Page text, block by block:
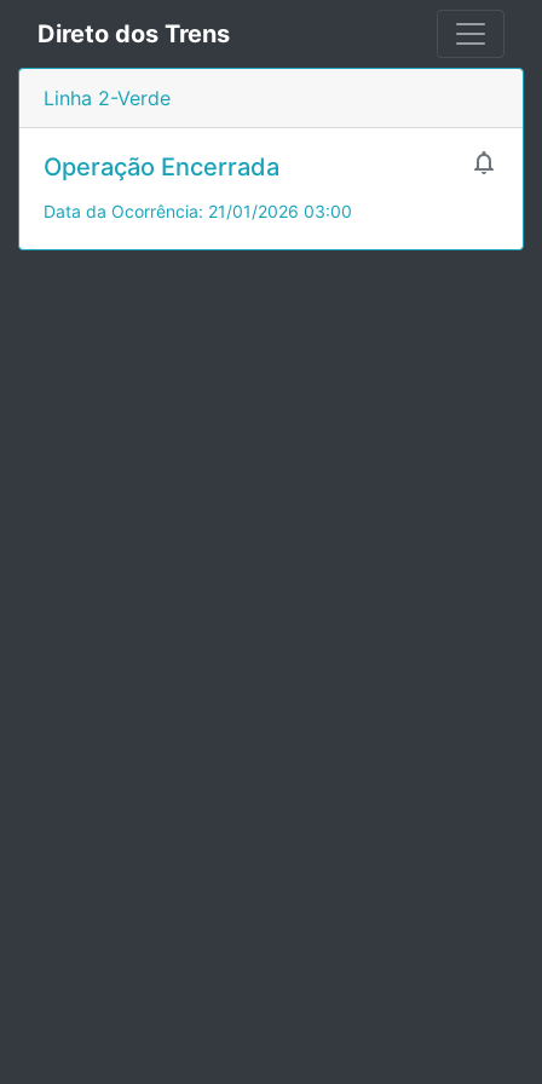
Direto dos Trens
Linha 2-Verde

Operação Encerrada
Data da Ocorrência: 21/01/2026 03:00